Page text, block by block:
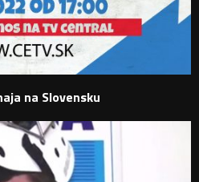
na Slovensku